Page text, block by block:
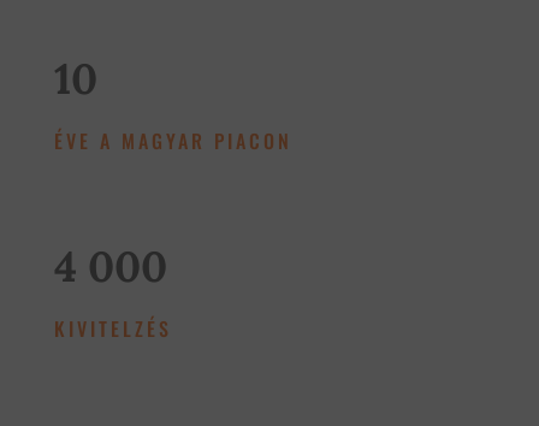
10
ÉVE A MAGYAR PIACON
4 000
KIVITELZÉS